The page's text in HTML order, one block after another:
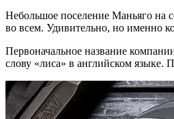
Небольшое поселение Маньяго на
во всем. Удивительно, но именно
Первоначальное название
слову «лиса» в английском языке.